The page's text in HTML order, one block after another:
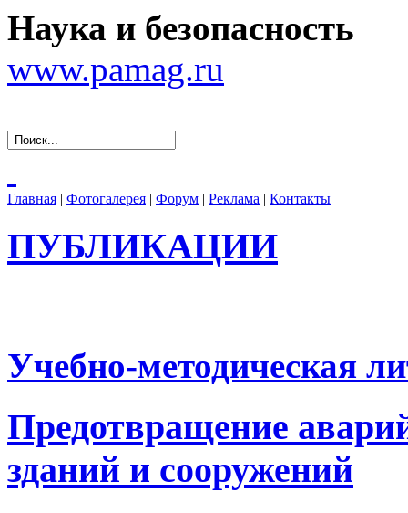
Наука и безопасность
www.pamag.ru
Главная | Фотогалерея | Форум | Реклама | Контакты
ПУБЛИКАЦИИ
Учебно-методическая
Предотвращение
зданий и сооружений